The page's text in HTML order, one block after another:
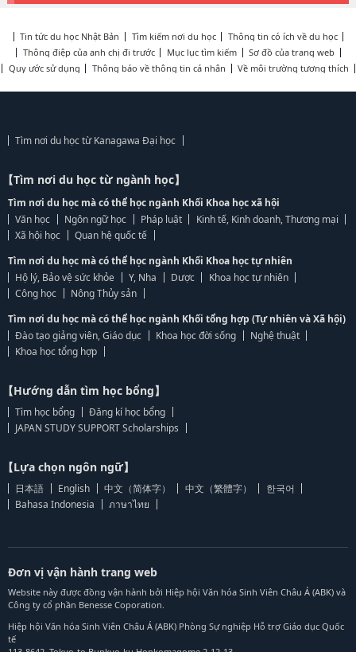
Tin tức du học Nhật Bản Tìm kiếm nơi du học
Thông tin có ích về du học
Thông điệp của anh chị đi trước
Mục lục tìm kiếm
Sơ đồ của trang web
Quy ước sử dụng
Thông báo về thông tin cá nhân Về môi trường tương thích
Tìm nơi du học từ Kanagawa Đại học
【Tìm nơi du học từ ngành học】
Tìm nơi du học mà có thể học ngành Khối Khoa học xã hội
Văn học
Ngôn ngữ học Pháp luật
Kinh tế, Kinh doanh, Thương mại
Xã hội học
Quan hệ quốc tế
Tìm nơi du học mà có thể học ngành Khối Khoa học tự nhiên
Hộ lý, Bảo vệ sức khỏe
Y, Nha Dược
Khoa học tự nhiên
Công học
Nông Thủy sản
Tìm nơi du học mà có thể học ngành Khối tổng hợp (Tự nhiên và Xã hội)
Đào tạo giảng viên, Giáo dục
Khoa học đời sống
Nghệ thuật
Khoa học tổng hợp
【Hướng dẫn tìm học bổng】
Tìm học bổng
Đăng kí học bổng
JAPAN STUDY SUPPORT Scholarships
【Lựa chọn ngôn ngữ】
日本語 English 中文（简体字） 中文（繁體字）
한국어
Bahasa Indonesia
ภาษาไทย
Đơn vị vận hành trang web
Website này được đồng vận hành bởi Hiệp hội Văn hóa Sinh Viên Châu Á (ABK) và
Công ty cổ phần Benesse Coporation.
Hiệp hội Văn hóa Sinh Viên Châu Á (ABK) Phòng Sự nghiệp Hỗ trợ Giáo dục Quốc
tế